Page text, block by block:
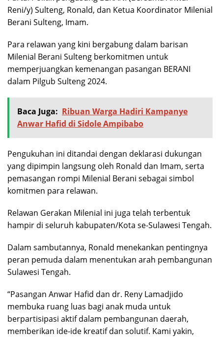
Reni/y) Sulteng, Ronald, dan Ketua Koordinator Milenial
Berani Sulteng, Imam.
Para relawan yang kini bergabung dalam barisan
Milenial Berani Sulteng berkomitmen untuk
memperjuangkan kemenangan pasangan BERANI
dalam Pilgub Sulteng 2024.
Baca Juga: Ribuan Warga Hadiri Kampanye
Anwar Hafid di Sidole Ampibabo
Pengukuhan ini ditandai dengan deklarasi dukungan
yang dipimpin langsung oleh Ronald dan Imam, serta
pemasangan rompi Milenial Berani sebagai simbol
komitmen para relawan.
Relawan Gerakan Milenial ini juga telah terbentuk
hampir di seluruh kabupaten/Kota se-Sulawesi Tengah.
Dalam sambutannya, Ronald menekankan pentingnya
peran pemuda dalam menentukan arah pembangunan
Sulawesi Tengah.
“Pasangan Anwar Hafid dan dr. Reny Lamadjido
membuka ruang luas bagi anak muda untuk
berpartisipasi aktif dalam pembangunan daerah,
memberikan ide-ide kreatif dan solutif. Kami yakin,